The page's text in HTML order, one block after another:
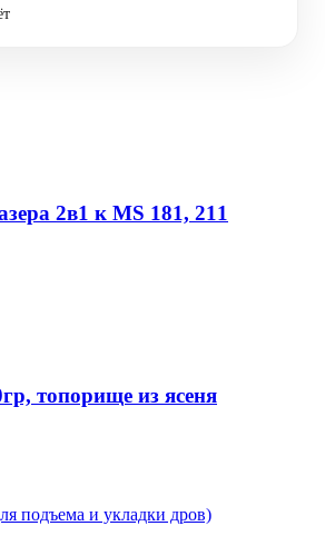
2в1 к MS 181, 211
топорище из ясеня